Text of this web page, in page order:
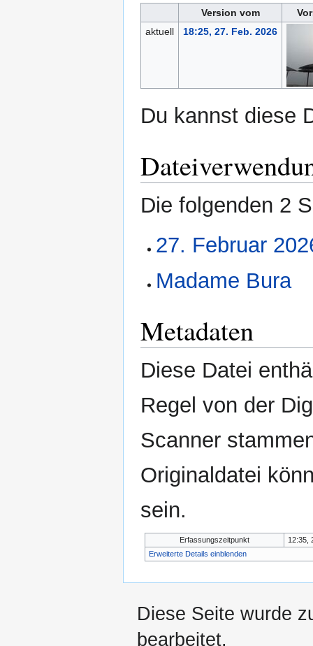
Version vom
aktuell
18:25, 27. Feb. 2026
Du kannst diese
Die folgenden 2
27. Februar
Madame Bura
Metadaten
Diese Datei
Regel von der
Scanner
Originaldatei
sein.
Erfassungszeitpunkt
12:35,
Erweiterte Details einblenden
Diese Seite wurde
bearbeitet.